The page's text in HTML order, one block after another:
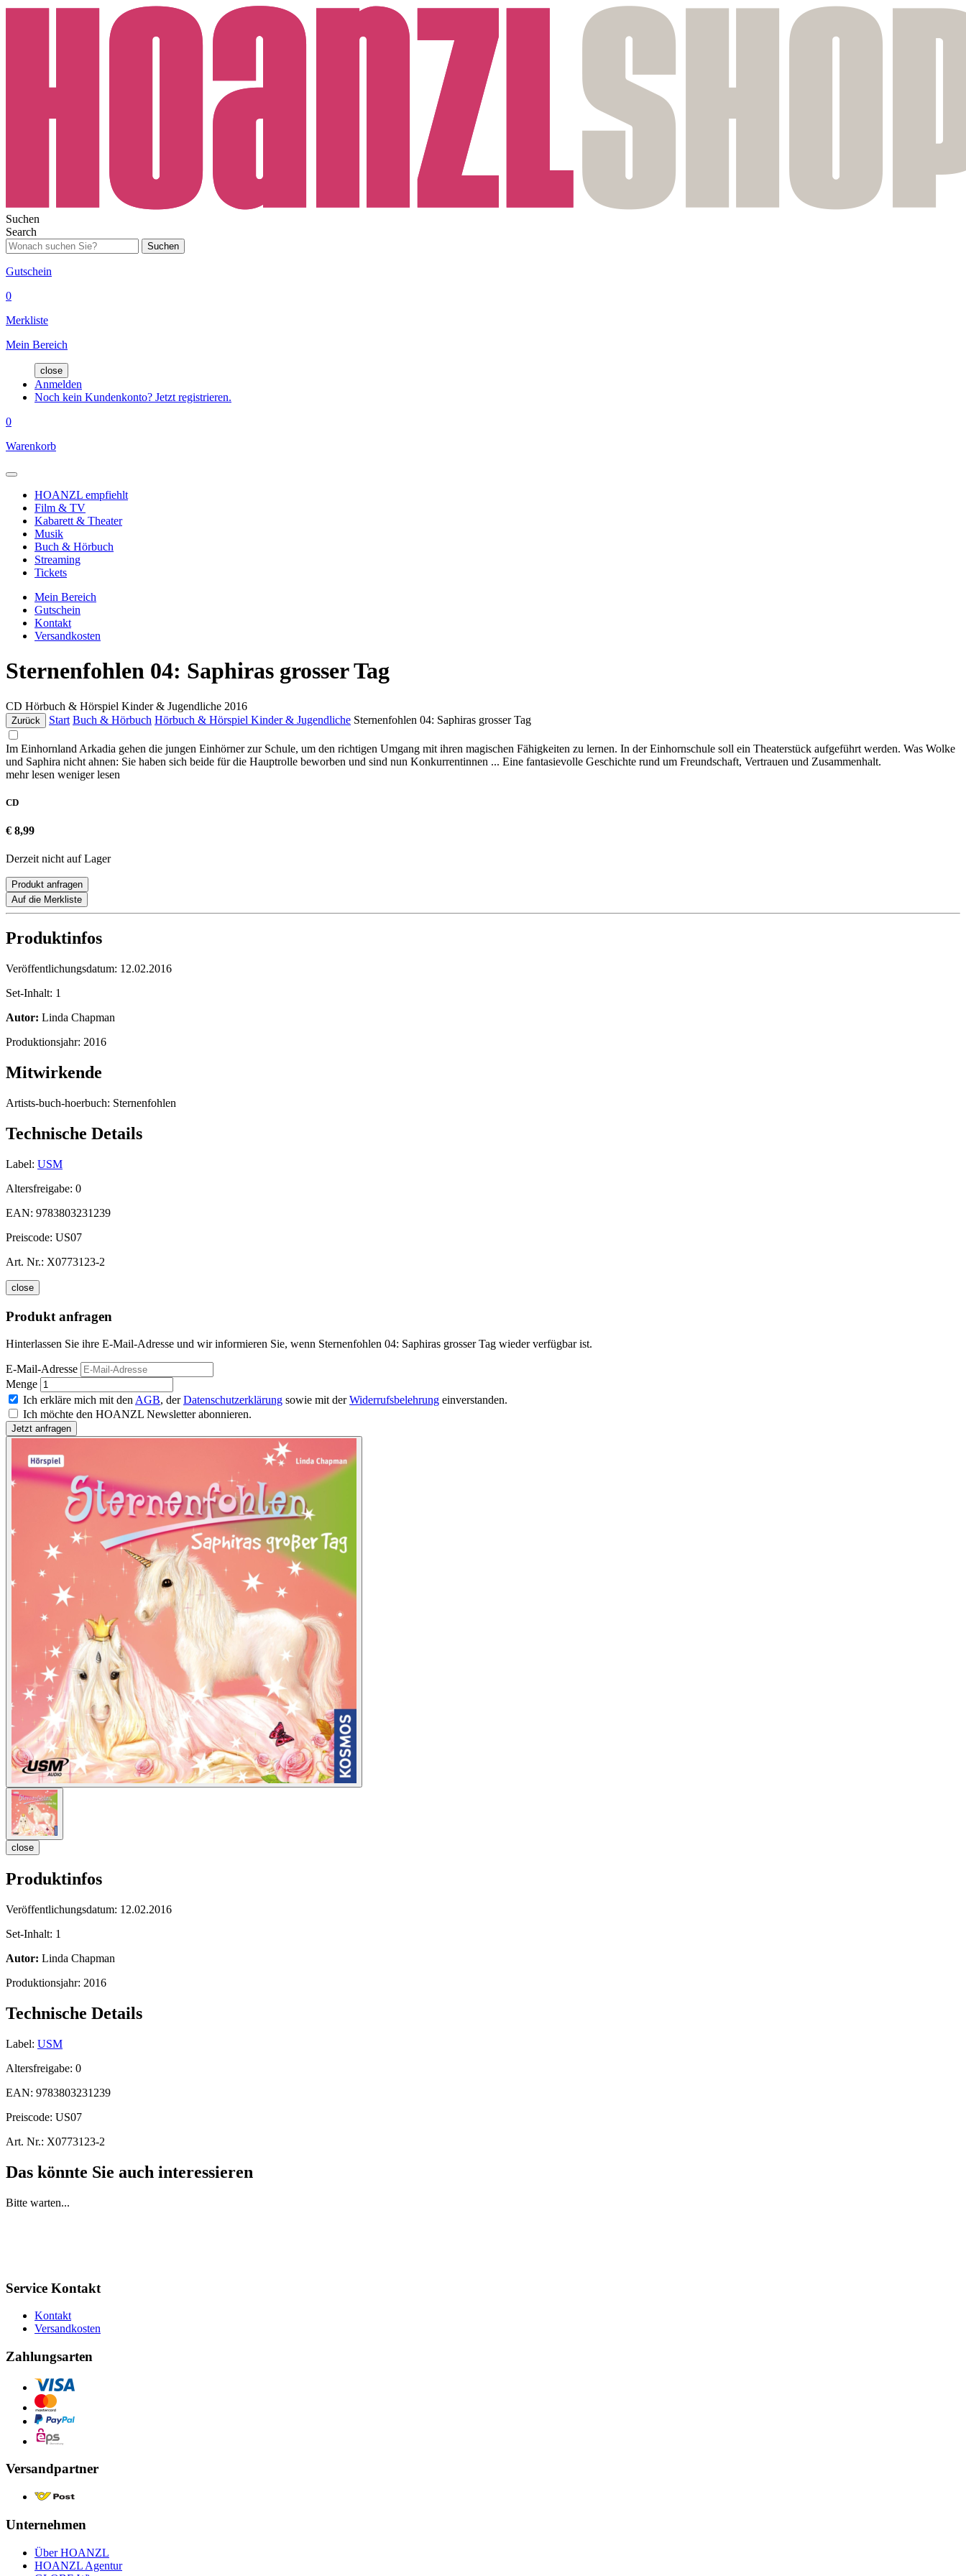
Suchen
Search
Suchen
Gutschein
0
Merkliste
Mein Bereich
close
Anmelden
Noch kein Kundenkonto? Jetzt registrieren.
0
Warenkorb
HOANZL empfiehlt
Film & TV
Kabarett & Theater
Musik
Buch & Hörbuch
Streaming
Tickets
Mein Bereich
Gutschein
Kontakt
Versandkosten
Sternenfohlen 04: Saphiras grosser Tag
CD Hörbuch & Hörspiel Kinder & Jugendliche 2016
Zurück Start Buch & Hörbuch Hörbuch & Hörspiel Kinder & Jugendliche Sternenfohlen 04: Saphiras grosser Tag
Im Einhornland Arkadia gehen die jungen Einhörner zur Schule, um den richtigen Umgang mit ihren magischen Fähigkeiten zu lernen. In der Einhornschule soll ein Theaterstück aufgeführt werden. Was Wolke
und Saphira nicht ahnen: Sie haben sich beide für die Hauptrolle beworben und sind nun Konkurrentinnen ... Eine fantasievolle Geschichte rund um Freundschaft, Vertrauen und Zusammenhalt.
mehr lesen weniger lesen
CD
€ 8,99
Derzeit nicht auf Lager
Produkt anfragen
Auf die Merkliste
Produktinfos
Veröffentlichungsdatum: 12.02.2016
Set-Inhalt: 1
Autor: Linda Chapman
Produktionsjahr: 2016
Mitwirkende
Artists-buch-hoerbuch: Sternenfohlen
Technische Details
Label: USM
Altersfreigabe: 0
EAN: 9783803231239
Preiscode: US07
Art. Nr.: X0773123-2
close
Produkt anfragen
Hinterlassen Sie ihre E-Mail-Adresse und wir informieren Sie, wenn Sternenfohlen 04: Saphiras grosser Tag wieder verfügbar ist.
E-Mail-Adresse
Menge
Ich erkläre mich mit den AGB, derDatenschutzerklärung sowie mit derWiderrufsbelehrung einverstanden.
Ich möchte den HOANZL Newsletter abonnieren.
close
Produktinfos
Veröffentlichungsdatum: 12.02.2016
Set-Inhalt: 1
Autor: Linda Chapman
Produktionsjahr: 2016
Technische Details
Label: USM
Altersfreigabe: 0
EAN: 9783803231239
Preiscode: US07
Art. Nr.: X0773123-2
Das könnte Sie auch interessieren
Bitte warten...
Service Kontakt
Kontakt
Versandkosten
Zahlungsarten
Versandpartner
Unternehmen
Über HOANZL
HOANZL Agentur